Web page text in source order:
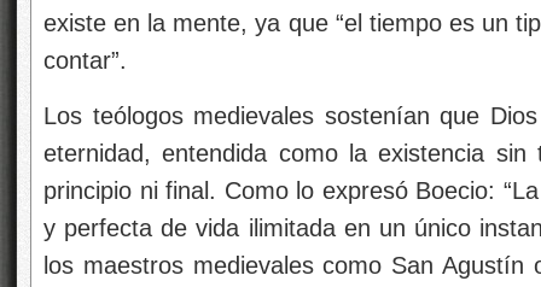
existe en la mente, ya que “el tiempo es un
contar”.
Los teólogos medievales sostenían que
eternidad, entendida como la existencia
principio ni final. Como lo expresó Boecio:
y perfecta de vida ilimitada en un único
los maestros medievales como San